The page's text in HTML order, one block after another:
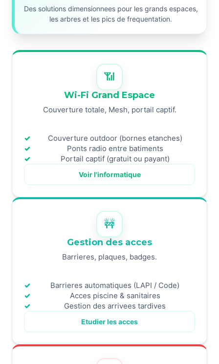
Des solutions dimensionnees pour les grands espaces,
les arbres et les pics de frequentation.
📶
Wi-Fi Grand Espace
Couverture totale, Mesh, portail captif.
Couverture outdoor (bornes etanches)
Ponts radio entre batiments
Portail captif (gratuit ou payant)
Voir l'informatique
🚧
Gestion des acces
Barrieres, plaques, badges.
Barrieres automatiques (LAPI / Code)
Acces piscine & sanitaires
Gestion des arrivees tardives
Etudier les acces